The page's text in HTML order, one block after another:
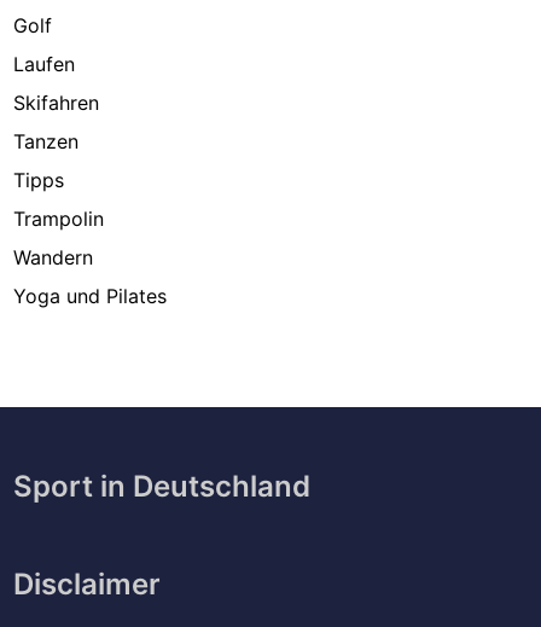
Golf
Laufen
Skifahren
Tanzen
Tipps
Trampolin
Wandern
Yoga und Pilates
Sport in Deutschland
Disclaimer